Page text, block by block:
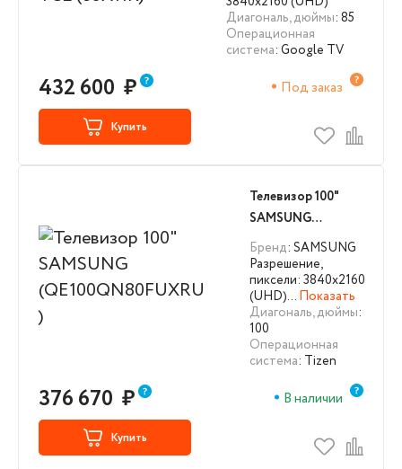
Диагональ, дюймы: 85
Операционная
система: Google TV
432 600 ₽ Под заказ
Купить
Телевизор 100"
SAMSUNG
(QE100QN80FUXRU
)
Бренд: SAMSUNG
Разрешение,
пиксели: 3840х2160
(UHD)… Показать
Диагональ, дюймы:
100
Операционная
система: Tizen
376 670 ₽ В наличии
Купить